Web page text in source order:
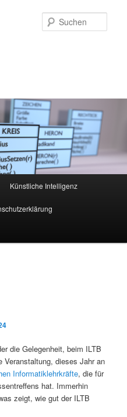
Künstliche Intelligenz
die Gelegenheit, beim ILTB
Veranstaltung, dieses Jahr an
Informatiklehrkräfte, die für
hat. Immerhin
zeigt, wie gut der ILTB